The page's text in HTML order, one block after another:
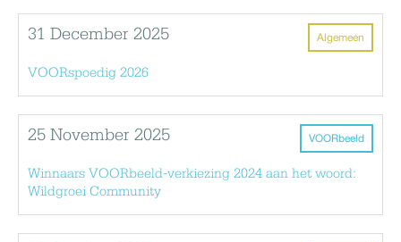
Algemeen
31 December 2025
VOORspoedig 2026
VOORbeeld
25 November 2025
Winnaars VOORbeeld-verkiezing 2024 aan het woord:
Wildgroei Community